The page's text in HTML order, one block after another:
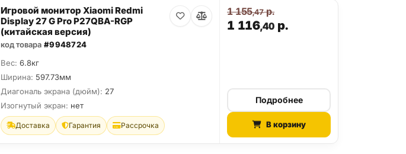
Игровой монитор Xiaomi Redmi
Display 27 G Pro P27QBA-RGP
(китайская версия)
код товара #9948724
Вес: 6.8кг
Ширина: 597.73мм
Диагональ экрана (дюйм): 27
Изогнутый экран: нет
Доставка Гарантия Рассрочка
1 116,40 р.
1 155,47р.
Подробнее
В корзину